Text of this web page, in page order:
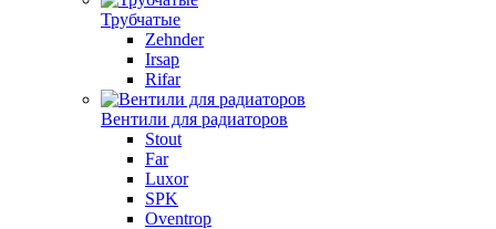
Трубчатые
Zehnder
Irsap
Rifar
Вентили для радиаторов
Stout
Far
Luxor
SPK
Oventrop